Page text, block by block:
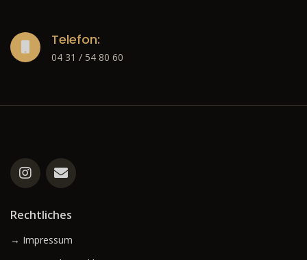
Telefon:
04 31 / 54 80 60
Rechtliches
→ Impressum